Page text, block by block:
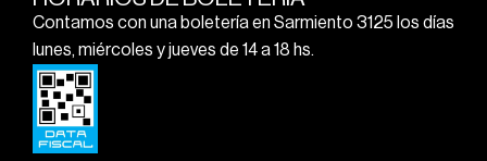
Contamos con una boletería en Sarmiento 3125 los días
lunes, miércoles y jueves de 14 a 18 hs.